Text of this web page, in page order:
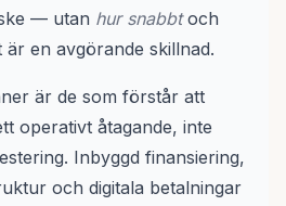
— utan hur snabbtoch
är en avgörande skillnad.
är de som förstår att
operativt åtagande, inte
Inbyggd finansiering,
och digitala betalningar